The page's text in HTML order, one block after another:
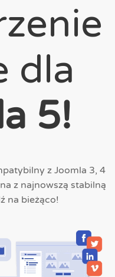
dla
5!
z Joomla 3, 4
z najnowszą stabilną
na bieżąco!